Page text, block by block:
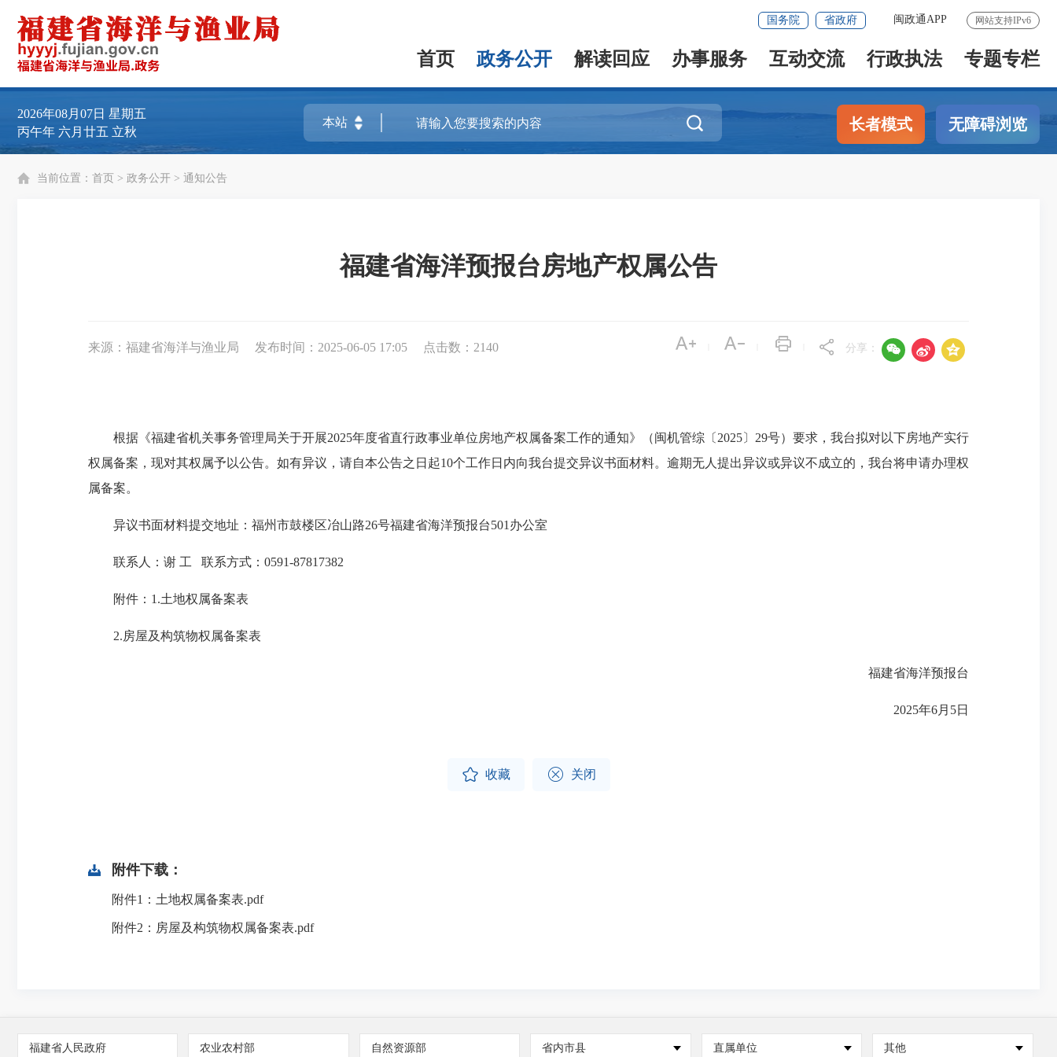
网站支持IPv6
闽政通APP
国务院 省政府
首页 政务公开 解读回应 办事服务 互动交流 行政执法 专题专栏
2026年08月07日 星期五
丙午年 六月廿五 立秋
 长者模式 无障碍浏览
当前位置： 首页 > 政务公开 > 通知公告
福建省海洋预报台房地产权属公告
来源：福建省海洋与渔业局 发布时间：2025-06-05 17:05 点击数： 2140 分享：   
根据《福建省机关事务管理局关于开展2025年度省直行政事业单位房地产权属备案工作的通知》（闽机管综〔2025〕29号）要求，我台拟对以下房地产实行
权属备案，现对其权属予以公告。如有异议，请自本公告之日起10个工作日内向我台提交异议书面材料。逾期无人提出异议或异议不成立的，我台将申请办理权
属备案。
异议书面材料提交地址：福州市鼓楼区冶山路26号福建省海洋预报台501办公室
联系人：谢 工 联系方式：0591-87817382
附件：1.土地权属备案表
2.房屋及构筑物权属备案表
福建省海洋预报台
2025年6月5日
 收藏  关闭
附件下载：
附件1：土地权属备案表.pdf
附件2：房屋及构筑物权属备案表.pdf
福建省人民政府 农业农村部 自然资源部 省内市县 直属单位 其他